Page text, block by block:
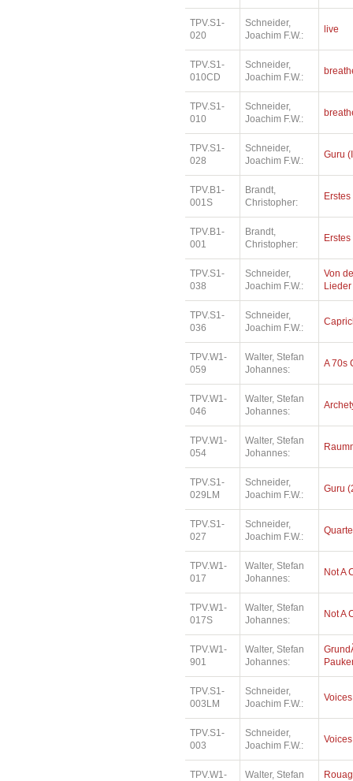
TPV.S1-
020
Schneider,
Joachim F.W.:
live
TPV.S1-
010CD
Schneider,
Joachim F.W.:
TPV.S1-
010
Schneider,
Joachim F.W.:
TPV.S1-
028
Schneider,
Joachim F.W.:
Guru
TPV.B1-
001S
Brandt,
Christopher:
TPV.B1-
001
Brandt,
Christopher:
TPV.S1-
038
Schneider,
Joachim F.W.:
Von
Lieder
TPV.S1-
036
Schneider,
Joachim F.W.:
TPV.W1-
059
Walter, Stefan
Johannes:
A 70s
TPV.W1-
046
Walter, Stefan
Johannes:
TPV.W1-
054
Walter, Stefan
Johannes:
TPV.S1-
029LM
Schneider,
Joachim F.W.:
Guru
TPV.S1-
027
Schneider,
Joachim F.W.:
TPV.W1-
017
Walter, Stefan
Johannes:
Not A
TPV.W1-
017S
Walter, Stefan
Johannes:
Not A
TPV.W1-
901
Walter, Stefan
Johannes:
TPV.S1-
003LM
Schneider,
Joachim F.W.:
Voices
TPV.S1-
003
Schneider,
Joachim F.W.:
Voices
TPV.W1-
Walter, Stefan